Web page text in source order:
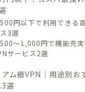
円以下で利用できる
3選
〜1,000円で機能充
サービス2選
ム級VPN｜用途別お
3選